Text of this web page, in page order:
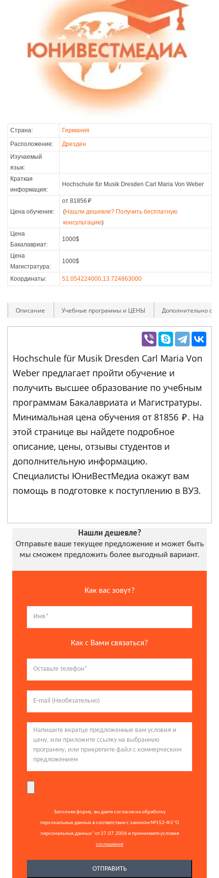
Страна:
Германия
Расположение:
Дрезден
Изучаемый
язык:
Краткая
информация:
Hochschule für Musik Dresden Carl Maria Von Weber
Цена обучения:
от 81856 ₽
(Нашли дешевле? Получить бесплатную
консультацию)
Цена
Бакалавриат:
1000$
Цена
Магистратура:
1000$
Координаты: 51.054224000,13.724863000
Описание Учебные программы и ЦЕНЫ Дополнительно
Hochschule für Musik Dresden Carl Maria Von
Weber предлагает пройти обучение и
получить высшее образование по учебным
программам Бакалавриата и Магистратуры.
Минимальная цена обучения от 81856 ₽. На
этой странице вы найдете подробное
описание, цены, отзывы студентов и
дополнительную информацию.
Специалисты ЮниВестМедиа окажут вам
помощь в подготовке к поступлению в ВУЗ.
Нашли дешевле?
Отправьте ваше текущее предложение и может быть
мы сможем предложить более выгодный вариант.
Как вас зовут?
Как с Вами связаться?
Заполняя форму, вы даете согласие на обработку
персональных данных в соответствии с законом №152-ФЗ "О
персональных данных" от 27.07.2006 и принимаете условия
соглашения